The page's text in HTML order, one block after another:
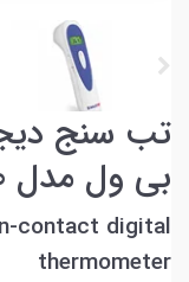
تب سنج
بی ول مدل MED3000
contact digital
thermometer